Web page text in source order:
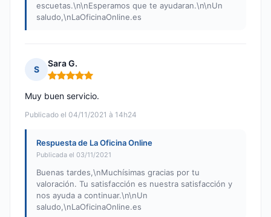
escuetas.\n\nEsperamos que te ayudaran.\n\nUn
saludo,\nLaOficinaOnline.es
S
Sara G.
Nota: 5 de 5
Publicado el 04/11/2021 à 14h24
Muy buen servicio.
Respuesta de La Oficina Online
Publicada el 03/11/2021
Buenas tardes,\nMuchísimas gracias por tu
valoración. Tu satisfacción es nuestra satisfacción y
nos ayuda a continuar.\n\nUn
saludo,\nLaOficinaOnline.es